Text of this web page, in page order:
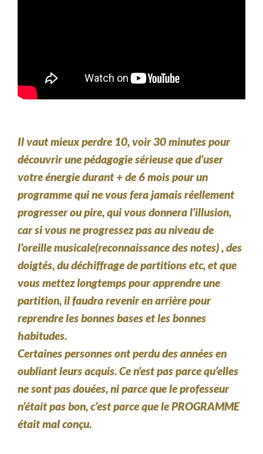
Il vaut mieux perdre 10, voir 30 minutes pour
découvrirune pédagogie sérieuseque d’user
votre énergie durant + de 6 mois pour un
programme qui ne vous fera jamais réellement
progresser ou pire, quivous donnera l’illusion,
car si vous ne progressez pas au niveau de
l’oreille musicale(reconnaissance des notes) , des
doigtés, du déchiffrage de partitionsetc, et que
vous mettezlongtemps pour apprendre une
partition, il faudrarevenir en arrièrepour
reprendre les bonnes bases et les bonnes
habitudes.
Certaines personnes ont perdu des annéesen
oubliant leurs acquis. Ce n’est pas parce qu’elles
ne sont pas douées, ni parce que le professeur
n’était pas bon,c’est parce que le PROGRAMME
était mal conçu.